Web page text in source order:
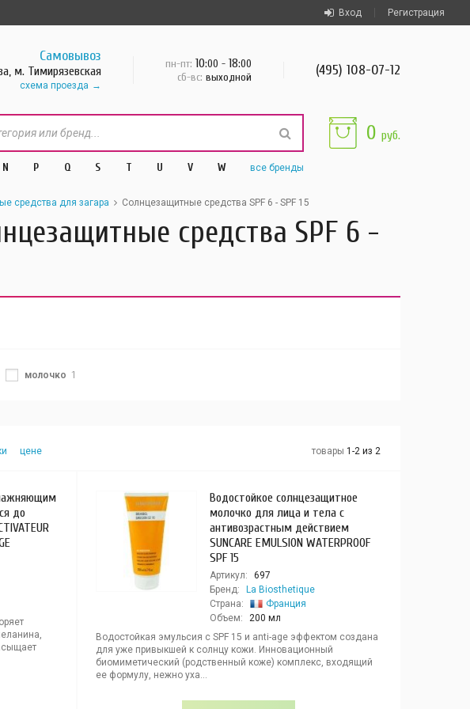
Вход Регистрация
Самовывоз
м. Тимирязевская
схема проезда
пн-пт: 10:00 - 18:00
сб-вс: выходной (495) 108-07-12
N P Q S T U V W все бренды
0 руб.
средства для загара Солнцезащитные средства SPF 6 - SPF 15
средства SPF 6 -
молочко 1
цене товары 1-2 из 2
до
Водостойкое солнцезащитное
молочко для лица и тела с
антивозрастным действием
SUNCARE EMULSION WATERPROOF
SPF 15
Артикул:
697
Бренд:
La Biosthetique
Страна:
Франция
Объем:
200 мл
Водостойкая эмульсия с SPF 15 и anti-age эффектом создана
для уже привыкшей к солнцу кожи. Инновационный
биомиметический (родственный коже) комплекс, входящий
ее формулу, нежно уха...